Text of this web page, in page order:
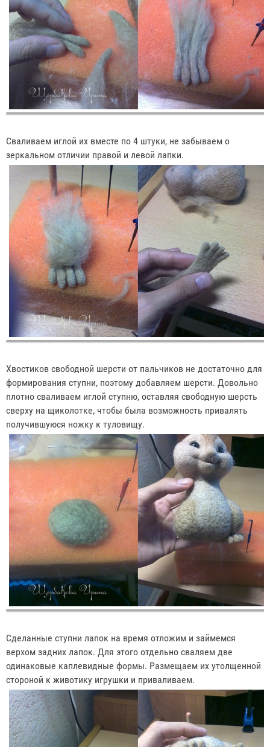
Сваливаем иглой их вместе по 4 штуки, не забываем о
зеркальном отличии правой и левой лапки.
Хвостиков свободной шерсти от пальчиков не достаточно для
формирования ступни, поэтому добавляем шерсти. Довольно
плотно сваливаем иглой ступню, оставляя свободную шерсть
сверху на щиколотке, чтобы была возможность привалять
получившуюся ножку к туловищу.
Сделанные ступни лапок на время отложим и займемся
верхом задних лапок. Для этого отдельно сваляем две
одинаковые каплевидные формы. Размещаем их утолщенной
стороной к животику игрушки и приваливаем.